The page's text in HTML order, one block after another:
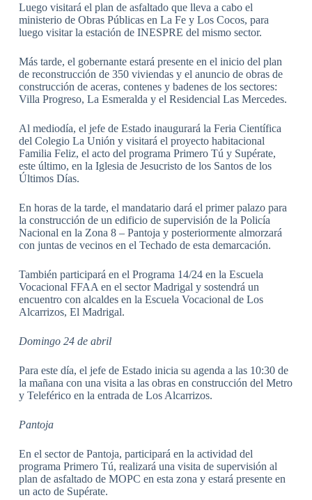
Luego visitará el plan de asfaltado que lleva a cabo el
ministerio de Obras Públicas en La Fe y Los Cocos, para
luego visitar la estación de INESPRE del mismo sector.
Más tarde, el gobernante estará presente en el inicio del plan
de reconstrucción de 350 viviendas y el anuncio de obras de
construcción de aceras, contenes y badenes de los sectores:
Villa Progreso, La Esmeralda y el Residencial Las Mercedes.
Al mediodía, el jefe de Estado inaugurará la Feria Científica
del Colegio La Unión y visitará el proyecto habitacional
Familia Feliz, el acto del programa Primero Tú y Supérate,
este último, en la Iglesia de Jesucristo de los Santos de los
Últimos Días.
En horas de la tarde, el mandatario dará el primer palazo para
la construcción de un edificio de supervisión de la Policía
Nacional en la Zona 8 – Pantoja y posteriormente almorzará
con juntas de vecinos en el Techado de esta demarcación.
También participará en el Programa 14/24 en la Escuela
Vocacional FFAA en el sector Madrigal y sostendrá un
encuentro con alcaldes en la Escuela Vocacional de Los
Alcarrizos, El Madrigal.
Domingo 24 de abril
Para este día, el jefe de Estado inicia su agenda a las 10:30 de
la mañana con una visita a las obras en construcción del Metro
y Teleférico en la entrada de Los Alcarrizos.
Pantoja
En el sector de Pantoja, participará en la actividad del
programa Primero Tú, realizará una visita de supervisión al
plan de asfaltado de MOPC en esta zona y estará presente en
un acto de Supérate.